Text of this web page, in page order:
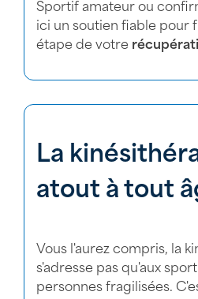
Sportif amateur ou
ici un soutien fiable pour
étape de votre
La
atout à tout
Vous l'aurez compris, la
s'adresse pas qu'aux
personnes fragilisées.